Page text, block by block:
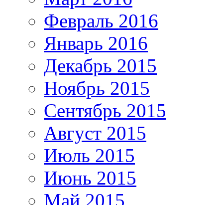
Февраль 2016
Январь 2016
Декабрь 2015
Ноябрь 2015
Сентябрь 2015
Август 2015
Июль 2015
Июнь 2015
Май 2015